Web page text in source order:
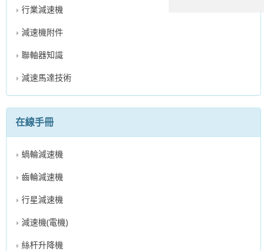
行業減速機
減速機附件
聯軸器知識
減速馬達技術
在線手冊
蝸輪減速機
齒輪減速機
行星減速機
減速機(電機)
絲杆升降機